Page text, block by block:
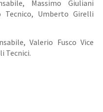
Massimo Giuliani
Tecnico, Umberto Girelli
Valerio Fusco Vice
Tecnici.